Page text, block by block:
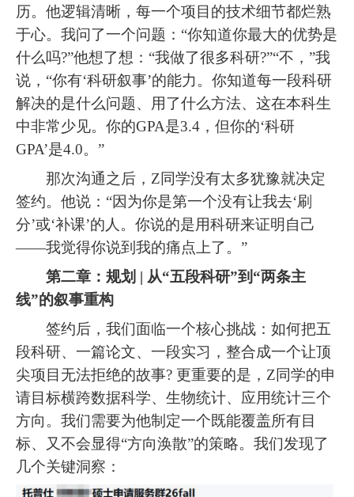
历。他逻辑清晰，每一个项目的技术细节都烂熟
于心。我问了一个问题：“你知道你最大的优势是
什么吗?”他想了想：“我做了很多科研?”“不，”我
说，“你有‘科研叙事’的能力。你知道每一段科研
解决的是什么问题、用了什么方法、这在本科生
中非常少见。你的GPA是3.4，但你的‘科研
GPA’是4.0。”
那次沟通之后，Z同学没有太多犹豫就决定
签约。他说：“因为你是第一个没有让我去‘刷
分’或‘补课’的人。你说的是用科研来证明自己
——我觉得你说到我的痛点上了。”
第二章：规划 | 从“五段科研”到“两条主
线”的叙事重构
签约后，我们面临一个核心挑战：如何把五
段科研、一篇论文、一段实习，整合成一个让顶
尖项目无法拒绝的故事? 更重要的是，Z同学的申
请目标横跨数据科学、生物统计、应用统计三个
方向。我们需要为他制定一个既能覆盖所有目
标、又不会显得“方向涣散”的策略。我们发现了
几个关键洞察：